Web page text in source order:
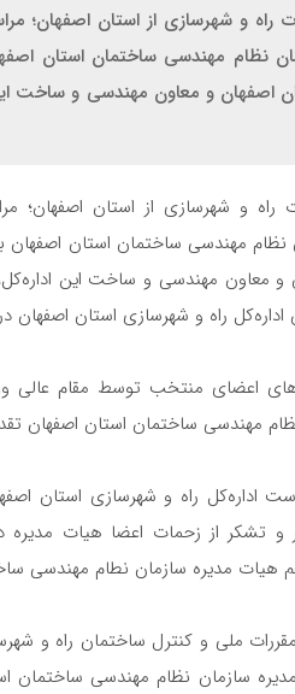
راه و شهرسازی از استان اصفهان؛
نظام مهندسی ساختمان استان
اصفهان و معاون مهندسی و ساخت
راه و شهرسازی از استان اصفهان؛
نظام مهندسی ساختمان استان
و معاون مهندسی و ساخت این
راه و شهرسازی استان اصفهان
اعضای منتخب توسط مقام عالی
مهندسی ساختمان استان اصفهان
اداره‌کل راه و شهرسازی استان
و تشکر از زحمات اعضا هیات
هیات مدیره سازمان نطام مهندسی
ملی و کنترل ساختمان راه و
سازمان نظام مهندسی